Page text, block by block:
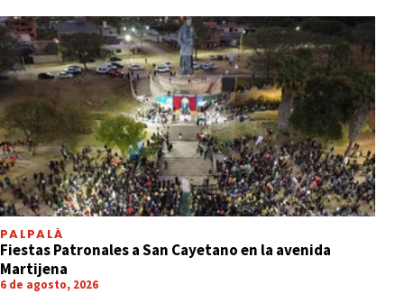
PALPALÁ
Fiestas Patronales a San Cayetano en la avenida
Martijena
6 de agosto, 2026